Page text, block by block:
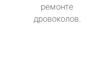
ремонте
дровоколов.